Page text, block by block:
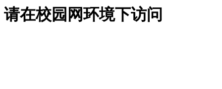
请在校园网环境下访问